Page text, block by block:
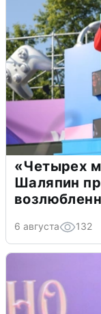
«Четырех
Шаляпин
6 августа 132